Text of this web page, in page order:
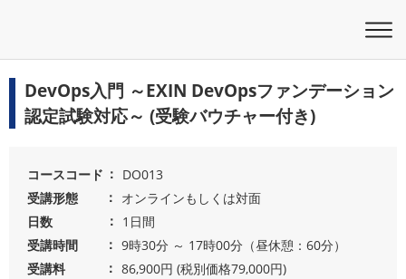
DevOps入門 ～EXIN DevOpsファンデーション
認定試験対応～ (受験バウチャー付き)
コースコード
DO013
受講形態
オンラインもしくは対面
日数
1日間
受講時間
9時30分 ～ 17時00分（昼休憩：60分）
受講料
86,900円 (税別価格79,000円)